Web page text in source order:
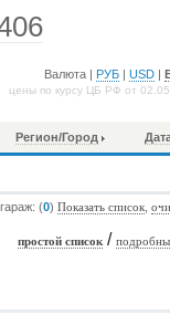
Валюта | РУБ |USD
цены по курсу ЦБ РФ от
Регион/Город
(0)Показать список ,
простой список /